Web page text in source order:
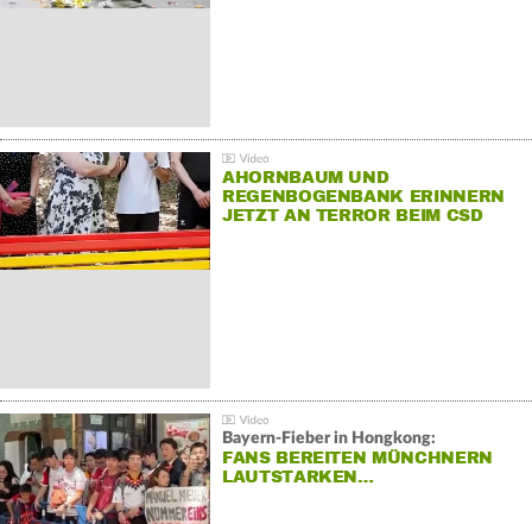
AHORNBAUM UND
REGENBOGENBANK ERINNERN
JETZT AN TERROR BEIM CSD
Bayern-Fieber in Hongkong:
FANS BEREITEN MÜNCHNERN
LAUTSTARKEN…